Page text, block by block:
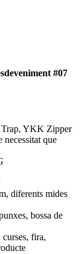
#07
YKK Zipper
necessitat que
​​diferents mides
bossa de
fira,